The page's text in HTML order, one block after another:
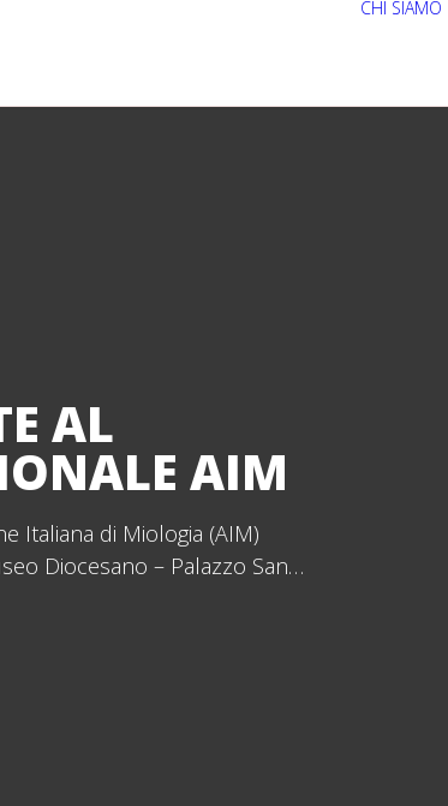
CHI SIAMO
AL
AIM
Italiana di Miologia (AIM)
Diocesano – Palazzo San…